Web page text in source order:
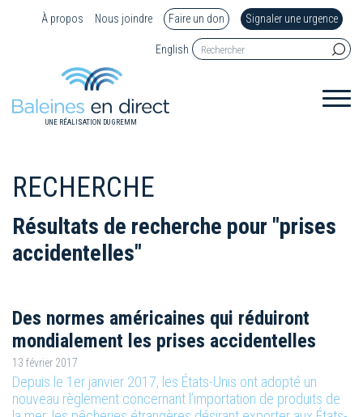
À propos Nous joindre Faire un don Signaler une urgence
English
UNE RÉALISATION DU GREMM
RECHERCHE
Résultats de recherche pour "prises
accidentelles"
Des normes américaines qui réduiront
mondialement les prises accidentelles
13 février 2017
Depuis le 1er janvier 2017, les États-Unis ont adopté un
nouveau règlement concernant l’importation de produits de